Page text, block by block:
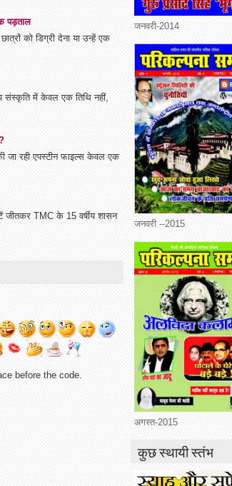
पड़ताल
को डिग्री देना या उन्हें एक
संस्कृति में केवल एक तिथि नहीं,
की जा रही एपस्टीन फाइल्स केवल एक
जीतकर TMC के 15 वर्षीय शासन
before the code.
जनवरी-2014
जनवरी --2015
अगस्त-2015
कुछ स्थायी स्तंभ